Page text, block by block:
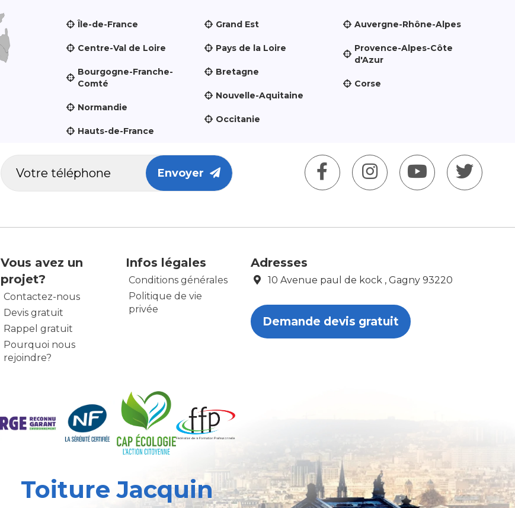
Île-de-France
Centre-Val de Loire
Bourgogne-Franche-
Comté
Normandie
Hauts-de-France
Grand Est
Pays de la Loire
Bretagne
Nouvelle-Aquitaine
Occitanie
Auvergne-Rhône-Alpes
Provence-Alpes-Côte
d'Azur
Corse
Envoyer
Vous avez un
projet?
Contactez-nous
Devis gratuit
Rappel gratuit
Pourquoi nous
rejoindre?
Infos légales
Conditions générales
Politique de vie
privée
Adresses
10 Avenue paul de kock , Gagny 93220
Demande devis gratuit
Toiture Jacquin